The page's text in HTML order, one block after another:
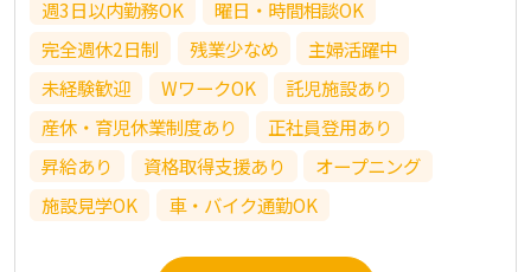
週3日以内勤務OK
曜日・時間相談OK
完全週休2日制
残業少なめ
主婦活躍中
未経験歓迎
WワークOK
託児施設あり
産休・育児休業制度あり
正社員登用あり
昇給あり
資格取得支援あり
オープニング
施設見学OK
車・バイク通勤OK